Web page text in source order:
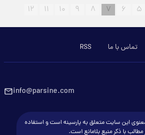
۵ ۶ ۷ ۸ ۹ ۱۰ ۱۱ ۱۲
تماس با ما RSS
info@parsine.com
این سایت متعلق به پارسینه است و استفاده
مطالب با ذکر منبع بلامانع است.